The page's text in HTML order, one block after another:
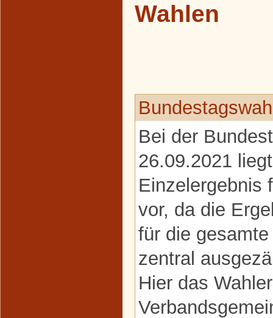
Wahlen
Bei der
26.09.2021
Einzelergebnis
vor, da die
für die
zentral
Hier das